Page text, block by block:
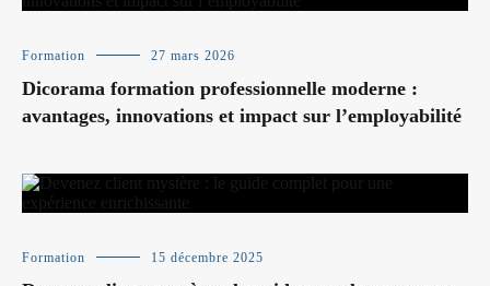
Formation 27 mars 2026
Dicorama formation professionnelle moderne :
avantages, innovations et impact sur l’employabilité
Formation 15 décembre 2025